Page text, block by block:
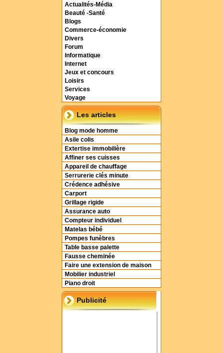
Actualités-Média
Beauté -Santé
Blogs
Commerce-économie
Divers
Forum
Informatique
Internet
Jeux et concours
Loisirs
Services
Voyage
Les articles
Blog mode homme
Asile colis
Extertise immobilière
Affiner ses cuisses
Appareil de chauffage
Serrurerie clés minute
Crédence adhésive
Carport
Grillage rigide
Assurance auto
Compteur individuel
Matelas bébé
Pompes funèbres
Table basse palette
Fausse cheminée
Faire une extension de maison
Mobilier industriel
Piano droit
Publicité